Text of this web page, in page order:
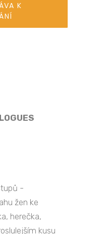
K
-
žen ke
herečka,
kusu